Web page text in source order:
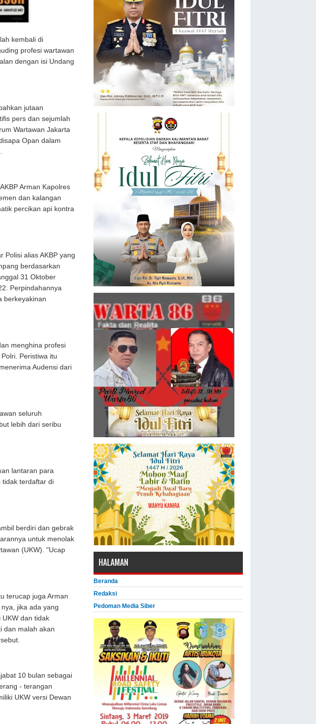
kembali di
profesi wartawan
dengan isi Undang
jutaan
pers dan sejumlah
Wartawan Jakarta
Opan dalam
Arman Kapolres
dan kalangan
percikan api kontra
Polisi alias AKBP yang
berdasarkan
31 Oktober
Perpindahannya
berkeyakinan
menghina profesi
Peristiwa itu
Audensi dari
seluruh
lebih dari seribu
lantaran para
tidak terdaftar di
berdiri dan gebrak
untuk menolak
(UKW). "Ucap
terucap juga Arman
jika ada yang
dan tidak
dan malah akan
10 bulan sebagai
- terangan
UKW versi Dewan
HALAMAN
Beranda
Redaksi
Pedoman Media Siber